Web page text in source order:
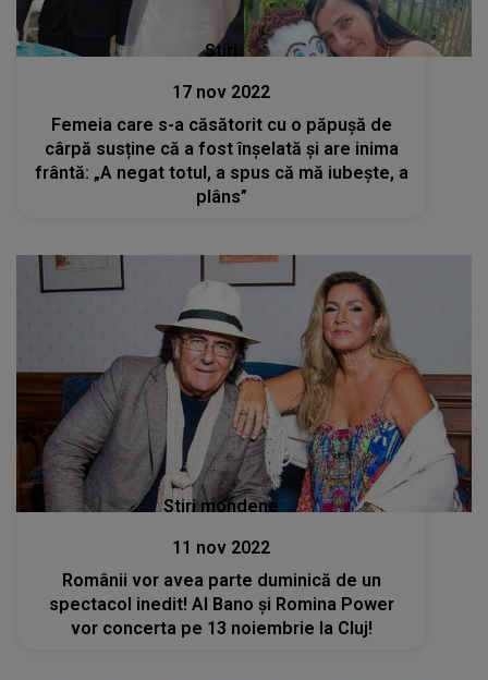
Stiri
17 nov 2022
Femeia care s-a căsătorit cu o păpuşă de
cârpă susține că a fost înșelată și are inima
frântă: „A negat totul, a spus că mă iubește, a
plâns”
Stiri mondene
11 nov 2022
Românii vor avea parte duminică de un
spectacol inedit! Al Bano și Romina Power
vor concerta pe 13 noiembrie la Cluj!